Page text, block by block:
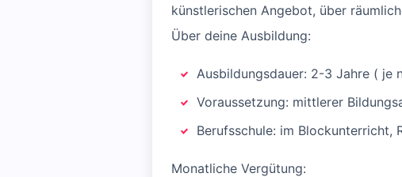
künstlerischen Angebot, über
Über deine Ausbildung:
Ausbildungsdauer: 2-3 Jahre ( je
Voraussetzung: mittlerer
Berufsschule: im Blockunterricht,
Monatliche Vergütung: